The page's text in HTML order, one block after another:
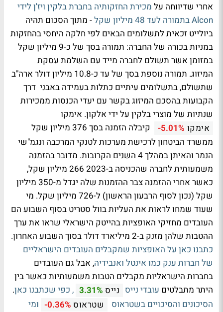
אחרי שדיווחה על מכירת החזקותיה בחברת בלקין ויז'ן לידי
Alcon בתמורה לעד 48 מיליון שקל
- מתוך הסכום תהיה
ביולייט זכאית לתשלומים הבאים לפי חלקה היחסי בהחזקות
במניות בכורה של החברה: תמורה בסך של כ-9 מיליון שקל
במזומן אשר תשולם לחברה מייד עם השלמת עסקת
המיזוג. תמורה נוספת בסך של עד כ-10.8 מיליון דולר ארה"ב
שתשולם, בתשלומים עיתיים כתלות בעמידה באבני דרך
הקבועות בהסכם המיזוג בקשר עם יעדי הכנסות ממכירות
שנתיות של מוצרי בלקין על ידי אלקון. אימקו
אימקו -5.01%
קיבלה הזמנה בסך 376 מיליון שקל
ממשרד הביטחון לרכישת מערכות לטנקי המרכבה ונגמ"שי
הנמר והאיתן במהלך 4 השנים הקרובות. מדובר בהזמנה
משמעותית לחברה שהכניסה ב-2023 266 מיליון שקל,
כאשר אחרי ההזמנה צבר ההזמנות שלה יגדל מ-350 מיליון
שקל (נכון לסוף הרבעון הראשון) ל-726 מיליון שקל. מי
שעוד שמחו לראות את העליות בוול סטריט בסוף השבוע הם
העובדים מחזיקי האופציות בהייטק הישראלי שראו את ערך
ההטבות שלהן מזנק ב-2 מיליארד דולר בסוך השבוע האחרון.
כתבנו כאן על האופציות שמקבלים העובדים הישראליים
של חברות ענק כמו אינטל ואנבידיה, אבל גם העובדים
בחברות הישראליות מקבלים הטבות משמעותיות כאשר בין
היתר מתבלטים עובדי נייס נייס 3.31% , כפי שכתבנו כאן.
הסיכונים והסיכויים בשטראוס
שטראוס -0.36% ומי